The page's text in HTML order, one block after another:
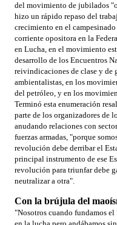
del movimiento de jubilados
hizo un rápido repaso del
crecimiento en el
corriente opositora en la
en Lucha, en el movimiento
desarrollo de los Encuentros
reivindicaciones de clase y de
ambientalistas, en los
del petróleo, y en los
Terminó esta enumeración
parte de los organizadores de
anudando relaciones con
fuerzas armadas, "porque
revolución debe derribar el
principal instrumento de ese
revolución para triunfar debe
neutralizar a otra".
Con la brújula del
"Nosotros cuando fundamos